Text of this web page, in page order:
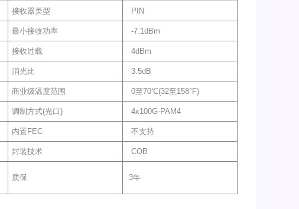
接收器类型 PIN
最小接收功率 -7.1dBm
接收过载 4dBm
消光比 3.5dB
商业级温度范围 0至70℃(32至158°F)
调制方式(光口) 4x100G-PAM4
内置FEC 不支持
封装技术 COB
质保 3年